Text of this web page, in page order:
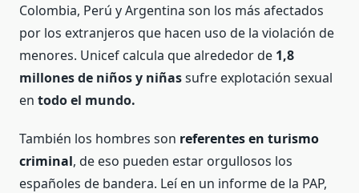
Colombia, Perú y Argentina son los más afectados
por los extranjeros que hacen uso de la violación de
menores. Unicef calcula que alrededor de 1,8
millones de niños y niñassufre explotación sexual
en todo el mundo.
También los hombres son referentes en turismo
criminal, de eso pueden estar orgullosos los
españoles de bandera. Leí en un informe de la PAP,